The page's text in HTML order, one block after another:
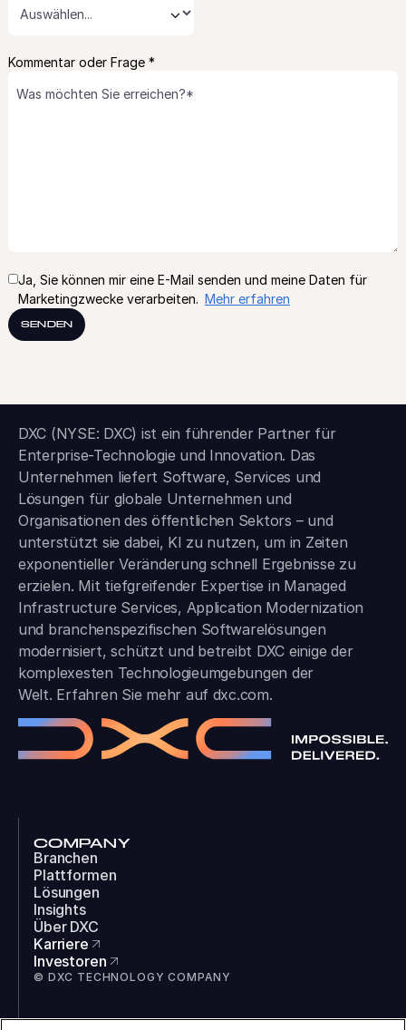
⌄
Kommentar oder Frage *
Ja, Sie können mir eine E-Mail senden und meine Daten für
Marketingzwecke verarbeiten. Mehr erfahren
SENDEN
DXC (NYSE: DXC) ist ein führender Partner für
Enterprise-Technologie und Innovation. Das
Unternehmen liefert Software, Services und
Lösungen für globale Unternehmen und
Organisationen des öffentlichen Sektors – und
unterstützt sie dabei, KI zu nutzen, um in Zeiten
exponentieller Veränderung schnell Ergebnisse zu
erzielen. Mit tiefgreifender Expertise in Managed
Infrastructure Services, Application Modernization
und branchen­spezifischen Softwarelösungen
modernisiert, schützt und betreibt DXC einige der
komplexesten Technologieumgebungen der
Welt. Erfahren Sie mehr auf dxc.com.
COMPANY
Branchen
Plattformen
Lösungen
Insights
Über DXC
Karriere
Investoren
© DXC TECHNOLOGY COMPANY